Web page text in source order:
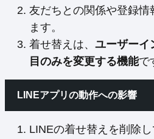
友だちとの関係や登録
ます。
着せ替えは、 ユーザーイ
目のみを変更する機能で
LINEアプリの動作への影響
LINEの着せ替えを削除し